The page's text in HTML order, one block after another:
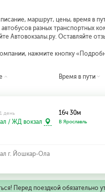
маршрут, цены, время в
разных транспортных
Автовокзалы.ру. Оставляйте
нажмите кнопку
Время в пути
день
/ ЖД вокзал
16ч 30м
В Ярославль
г. Йошкар-Ола
Перед поездкой обязательно